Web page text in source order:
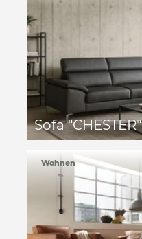
Sofa "CHESTER"
Wohnen